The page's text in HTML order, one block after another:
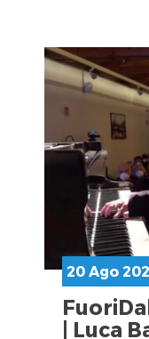
20 Ago
| Luca